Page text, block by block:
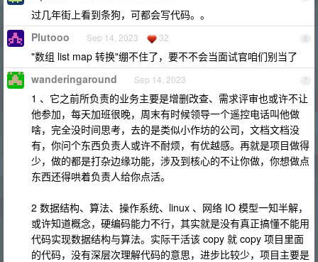
过几年街上看到条狗，可都会写代码。。
6
Plutooo Sep 14, 2023 32
"数组 list map 转换"绷不住了，要不不会当面试官咱们别当了
7
wanderingaround Sep 14, 2023
1 、它之前所负责的业务主要是增删改查、需求评审也或许不让
他参加，每天加班很晚，周末有时候领导一个遥控电话叫他做
啥，完全没时间思考，去的是类似小作坊的公司，文档文档没
有，你问个东西负责人或许不耐烦，有优越感。再就是项目做得
少，做的都是打杂边缘功能，涉及到核心的不让你做，你想做点
东西还得哄着负责人给你点活。
2 数据结构、算法、操作系统、linux 、网络 IO 模型一知半解，
或许知道概念，硬编码能力不行，其实就是没有真正搞懂不能用
代码实现数据结构与算法。实际干活该 copy 就 copy 项目里面
的代码，没有深层次理解代码的意思，进步比较少，项目主要是